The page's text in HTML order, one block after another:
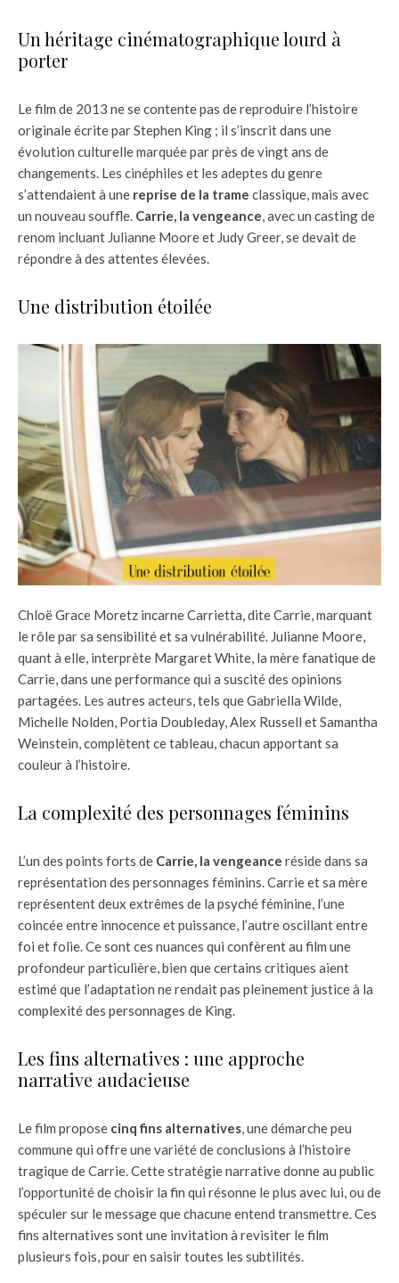
Un héritage cinématographique lourd à
porter
Le film de 2013 ne se contente pas de reproduire l’histoire
originale écrite par Stephen King ; il s’inscrit dans une
évolution culturelle marquée par près de vingt ans de
changements. Les cinéphiles et les adeptes du genre
s’attendaient à une reprise de la trame classique, mais avec
un nouveau souffle. Carrie, la vengeance, avec un casting de
renom incluant Julianne Moore et Judy Greer, se devait de
répondre à des attentes élevées.
Une distribution étoilée
Chloë Grace Moretz incarne Carrietta, dite Carrie, marquant
le rôle par sa sensibilité et sa vulnérabilité. Julianne Moore,
quant à elle, interprète Margaret White, la mère fanatique de
Carrie, dans une performance qui a suscité des opinions
partagées. Les autres acteurs, tels que Gabriella Wilde,
Michelle Nolden, Portia Doubleday, Alex Russell et Samantha
Weinstein, complètent ce tableau, chacun apportant sa
couleur à l’histoire.
La complexité des personnages féminins
L’un des points forts de Carrie, la vengeance réside dans sa
représentation des personnages féminins. Carrie et sa mère
représentent deux extrêmes de la psyché féminine, l’une
coincée entre innocence et puissance, l’autre oscillant entre
foi et folie. Ce sont ces nuances qui confèrent au film une
profondeur particulière, bien que certains critiques aient
estimé que l’adaptation ne rendait pas pleinement justice à la
complexité des personnages de King.
Les fins alternatives : une approche
narrative audacieuse
Le film propose cinq fins alternatives, une démarche peu
commune qui offre une variété de conclusions à l’histoire
tragique de Carrie. Cette stratégie narrative donne au public
l’opportunité de choisir la fin qui résonne le plus avec lui, ou de
spéculer sur le message que chacune entend transmettre. Ces
fins alternatives sont une invitation à revisiter le film
plusieurs fois, pour en saisir toutes les subtilités.